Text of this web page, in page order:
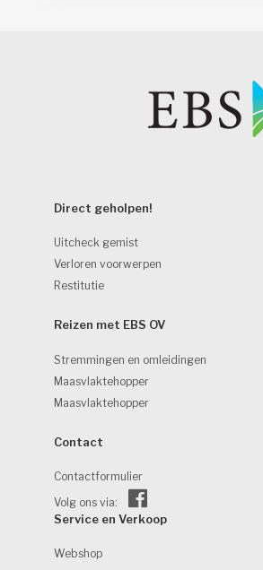
Direct geholpen!
Uitcheck gemist
Verloren voorwerpen
Restitutie
Reizen met EBS OV
Stremmingen en omleidingen
Maasvlaktehopper
Maasvlaktehopper
Contact
Contactformulier
Volg ons via:
Service en Verkoop
Webshop